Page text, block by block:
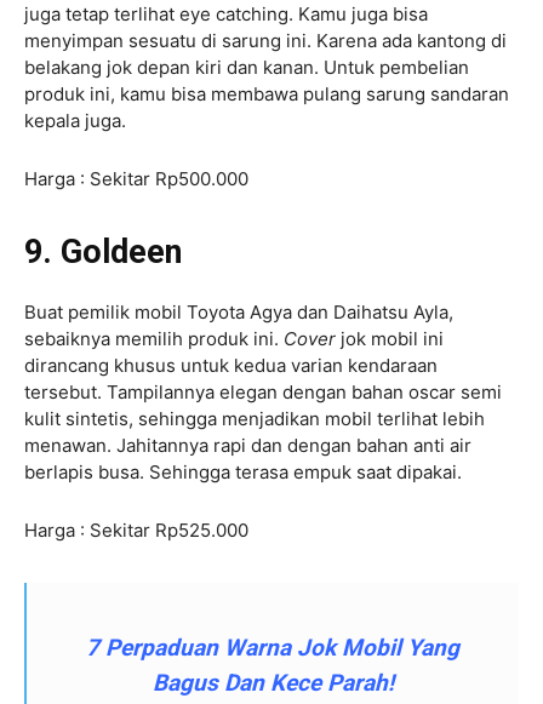
juga tetap terlihat eye catching. Kamu juga bisa
menyimpan sesuatu di sarung ini. Karena ada kantong di
belakang jok depan kiri dan kanan. Untuk pembelian
produk ini, kamu bisa membawa pulang sarung sandaran
kepala juga.
Harga : Sekitar Rp500.000
9. Goldeen
Buat pemilik mobil Toyota Agya dan Daihatsu Ayla,
sebaiknya memilih produk ini. Cover jok mobil ini
dirancang khusus untuk kedua varian kendaraan
tersebut. Tampilannya elegan dengan bahan oscar semi
kulit sintetis, sehingga menjadikan mobil terlihat lebih
menawan. Jahitannya rapi dan dengan bahan anti air
berlapis busa. Sehingga terasa empuk saat dipakai.
Harga : Sekitar Rp525.000
7 Perpaduan Warna Jok Mobil Yang
Bagus Dan Kece Parah!